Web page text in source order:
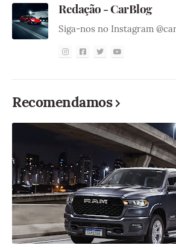
Redação - CarBlog
Siga-nos no Instagram
Recomendamos